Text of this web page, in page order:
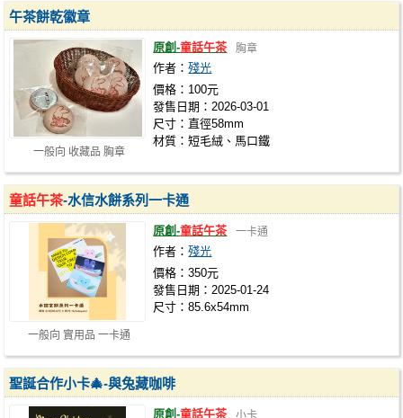
一般向 收藏品 胸章
午茶餅乾徽章
原創-童話午茶 胸章
作者：殘光
價格：100元
發售日期：2026-03-01
尺寸：直徑58mm
材質：短毛絨、馬口鐵
一般向 實用品 一卡通
童話午茶-水信水餅系列一卡通
原創-童話午茶 一卡通
作者：殘光
價格：350元
發售日期：2025-01-24
尺寸：85.6x54mm
聖誕合作小卡🎄-與兔藏咖啡
原創-童話午茶 小卡